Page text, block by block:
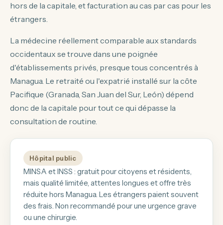
hors de la capitale, et facturation au cas par cas pour les
étrangers.
La médecine réellement comparable aux standards
occidentaux se trouve dans une poignée
d'établissements privés, presque tous concentrés à
Managua. Le retraité ou l'expatrié installé sur la côte
Pacifique (Granada, San Juan del Sur, León) dépend
donc de la capitale pour tout ce qui dépasse la
consultation de routine.
Hôpital public
MINSA et INSS : gratuit pour citoyens et résidents,
mais qualité limitée, attentes longues et offre très
réduite hors Managua. Les étrangers paient souvent
des frais. Non recommandé pour une urgence grave
ou une chirurgie.